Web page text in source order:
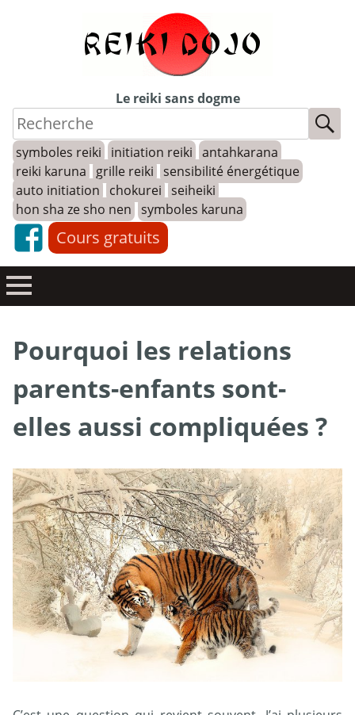
Le reiki sans dogme
symboles reiki initiation reiki antahkarana
reiki karuna
grille reiki sensibilité énergétique
auto initiation
chokurei seiheiki
hon sha ze sho nen symboles karuna
Cours gratuits
Pourquoi les relations
parents-enfants sont-
elles aussi compliquées ?